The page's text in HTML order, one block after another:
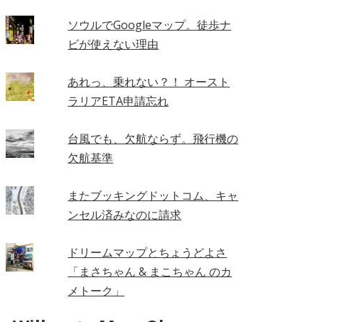
ソウルでGoogleマップ。徒歩ナ
ビが使えない理由
あれっ、乗れない？！ オースト
ラリアETA申請忘れ
台風でも、欠航ならず。飛行機の
欠航基準
またブッキングドットコム、キャ
ンセル済みなのに請求
ドリームマップとちょうどよさ
「まさちゃん & まこちゃん のカ
メトーク」